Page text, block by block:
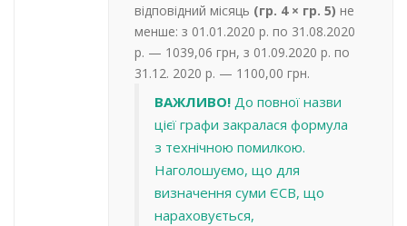
відповідний місяць (гр. 4 × гр. 5) не
менше: з 01.01.2020 р. по 31.08.2020
р. — 1039,06 грн, з 01.09.2020 р. по
31.12. 2020 р. — 1100,00 грн.
ВАЖЛИВО! До повної назви
цієї графи закралася формула
з технічною помилкою.
Наголошуємо, що для
визначення суми ЄСВ, що
нараховується,